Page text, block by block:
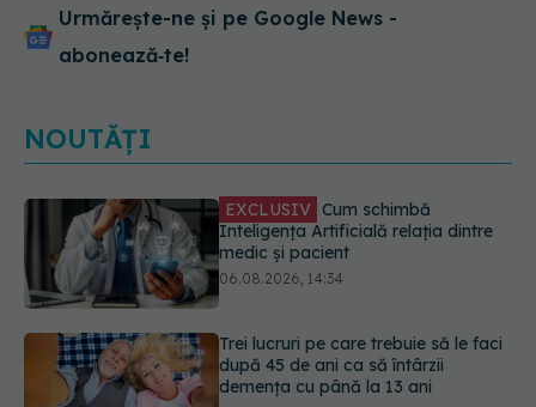
Urmărește-ne și pe Google News -
abonează‑te!
NOUTĂȚI
Trei lucruri pe care trebuie să le faci
după 45 de ani ca să întârzii
demența cu până la 13 ani
06.08.2026, 13:03
Medicii de la Fundeni demontează
unul dintre cele mai răspândite
mituri despre diabet